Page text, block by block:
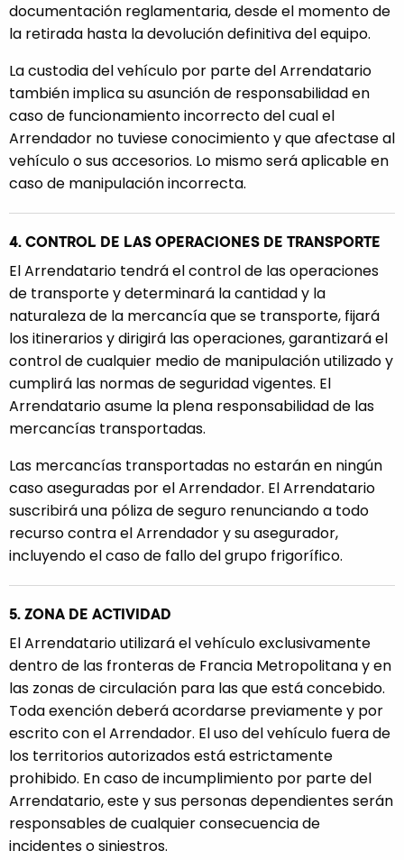
documentación reglamentaria, desde el momento de
la retirada hasta la devolución definitiva del equipo.
La custodia del vehículo por parte del Arrendatario
también implica su asunción de responsabilidad en
caso de funcionamiento incorrecto del cual el
Arrendador no tuviese conocimiento y que afectase al
vehículo o sus accesorios. Lo mismo será aplicable en
caso de manipulación incorrecta.
4. CONTROL DE LAS OPERACIONES DE TRANSPORTE
El Arrendatario tendrá el control de las operaciones
de transporte y determinará la cantidad y la
naturaleza de la mercancía que se transporte, fijará
los itinerarios y dirigirá las operaciones, garantizará el
control de cualquier medio de manipulación utilizado y
cumplirá las normas de seguridad vigentes. El
Arrendatario asume la plena responsabilidad de las
mercancías transportadas.
Las mercancías transportadas no estarán en ningún
caso aseguradas por el Arrendador. El Arrendatario
suscribirá una póliza de seguro renunciando a todo
recurso contra el Arrendador y su asegurador,
incluyendo el caso de fallo del grupo frigorífico.
5. ZONA DE ACTIVIDAD
El Arrendatario utilizará el vehículo exclusivamente
dentro de las fronteras de Francia Metropolitana y en
las zonas de circulación para las que está concebido.
Toda exención deberá acordarse previamente y por
escrito con el Arrendador. El uso del vehículo fuera de
los territorios autorizados está estrictamente
prohibido. En caso de incumplimiento por parte del
Arrendatario, este y sus personas dependientes serán
responsables de cualquier consecuencia de
incidentes o siniestros.